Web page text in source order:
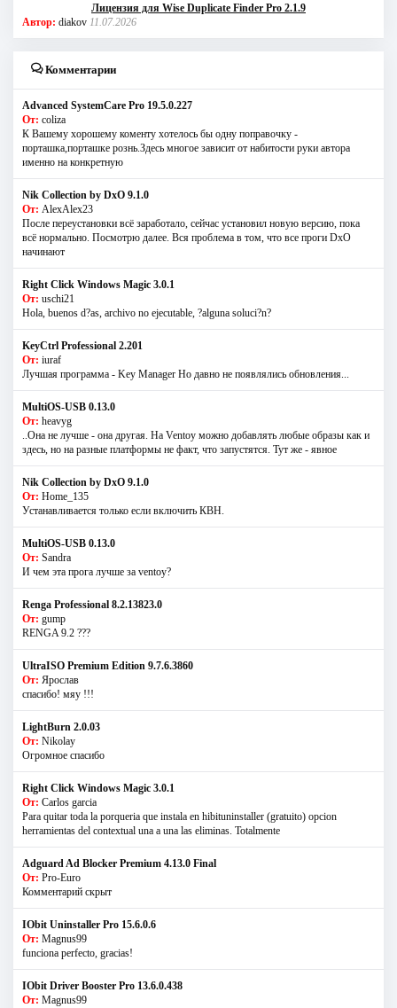
Лицензия для Wise Duplicate Finder Pro 2.1.9
Автор: diakov 11.07.2026
Комментарии
Advanced SystemCare Pro 19.5.0.227
От: coliza
К Вашему хорошему коменту хотелось бы одну поправочку -
порташка,порташке рознь.Здесь многое зависит от набитости руки автора
именно на конкретную
Nik Collection by DxO 9.1.0
От: AlexAlex23
После переустановки всё заработало, сейчас установил новую версию, пока
всё нормально. Посмотрю далее. Вся проблема в том, что все проги DxO
начинают
Right Click Windows Magic 3.0.1
От: uschi21
Hola, buenos d?as, archivo no ejecutable, ?alguna soluci?n?
KeyCtrl Professional 2.201
От: iuraf
Лучшая программа - Key Manager Но давно не появлялись обновления...
MultiOS-USB 0.13.0
От: heavyg
..Она не лучше - она другая. На Ventoy можно добавлять любые образы как и
здесь, но на разные платформы не факт, что запустятся. Тут же - явное
Nik Collection by DxO 9.1.0
От: Home_135
Устанавливается только если включить КВН.
MultiOS-USB 0.13.0
От: Sandra
И чем эта прога лучше за ventoy?
Renga Professional 8.2.13823.0
От: gump
RENGA 9.2 ???
UltraISO Premium Edition 9.7.6.3860
От: Ярослав
спасибо! мяу !!!
LightBurn 2.0.03
От: Nikolay
Огромное спасибо
Right Click Windows Magic 3.0.1
От: Carlos garcia
Para quitar toda la porqueria que instala en hibituninstaller (gratuito) opcion
herramientas del contextual una a una las eliminas. Totalmente
Adguard Ad Blocker Premium 4.13.0 Final
От: Pro-Euro
Комментарий скрыт
IObit Uninstaller Pro 15.6.0.6
От: Magnus99
funciona perfecto, gracias!
IObit Driver Booster Pro 13.6.0.438
От: Magnus99